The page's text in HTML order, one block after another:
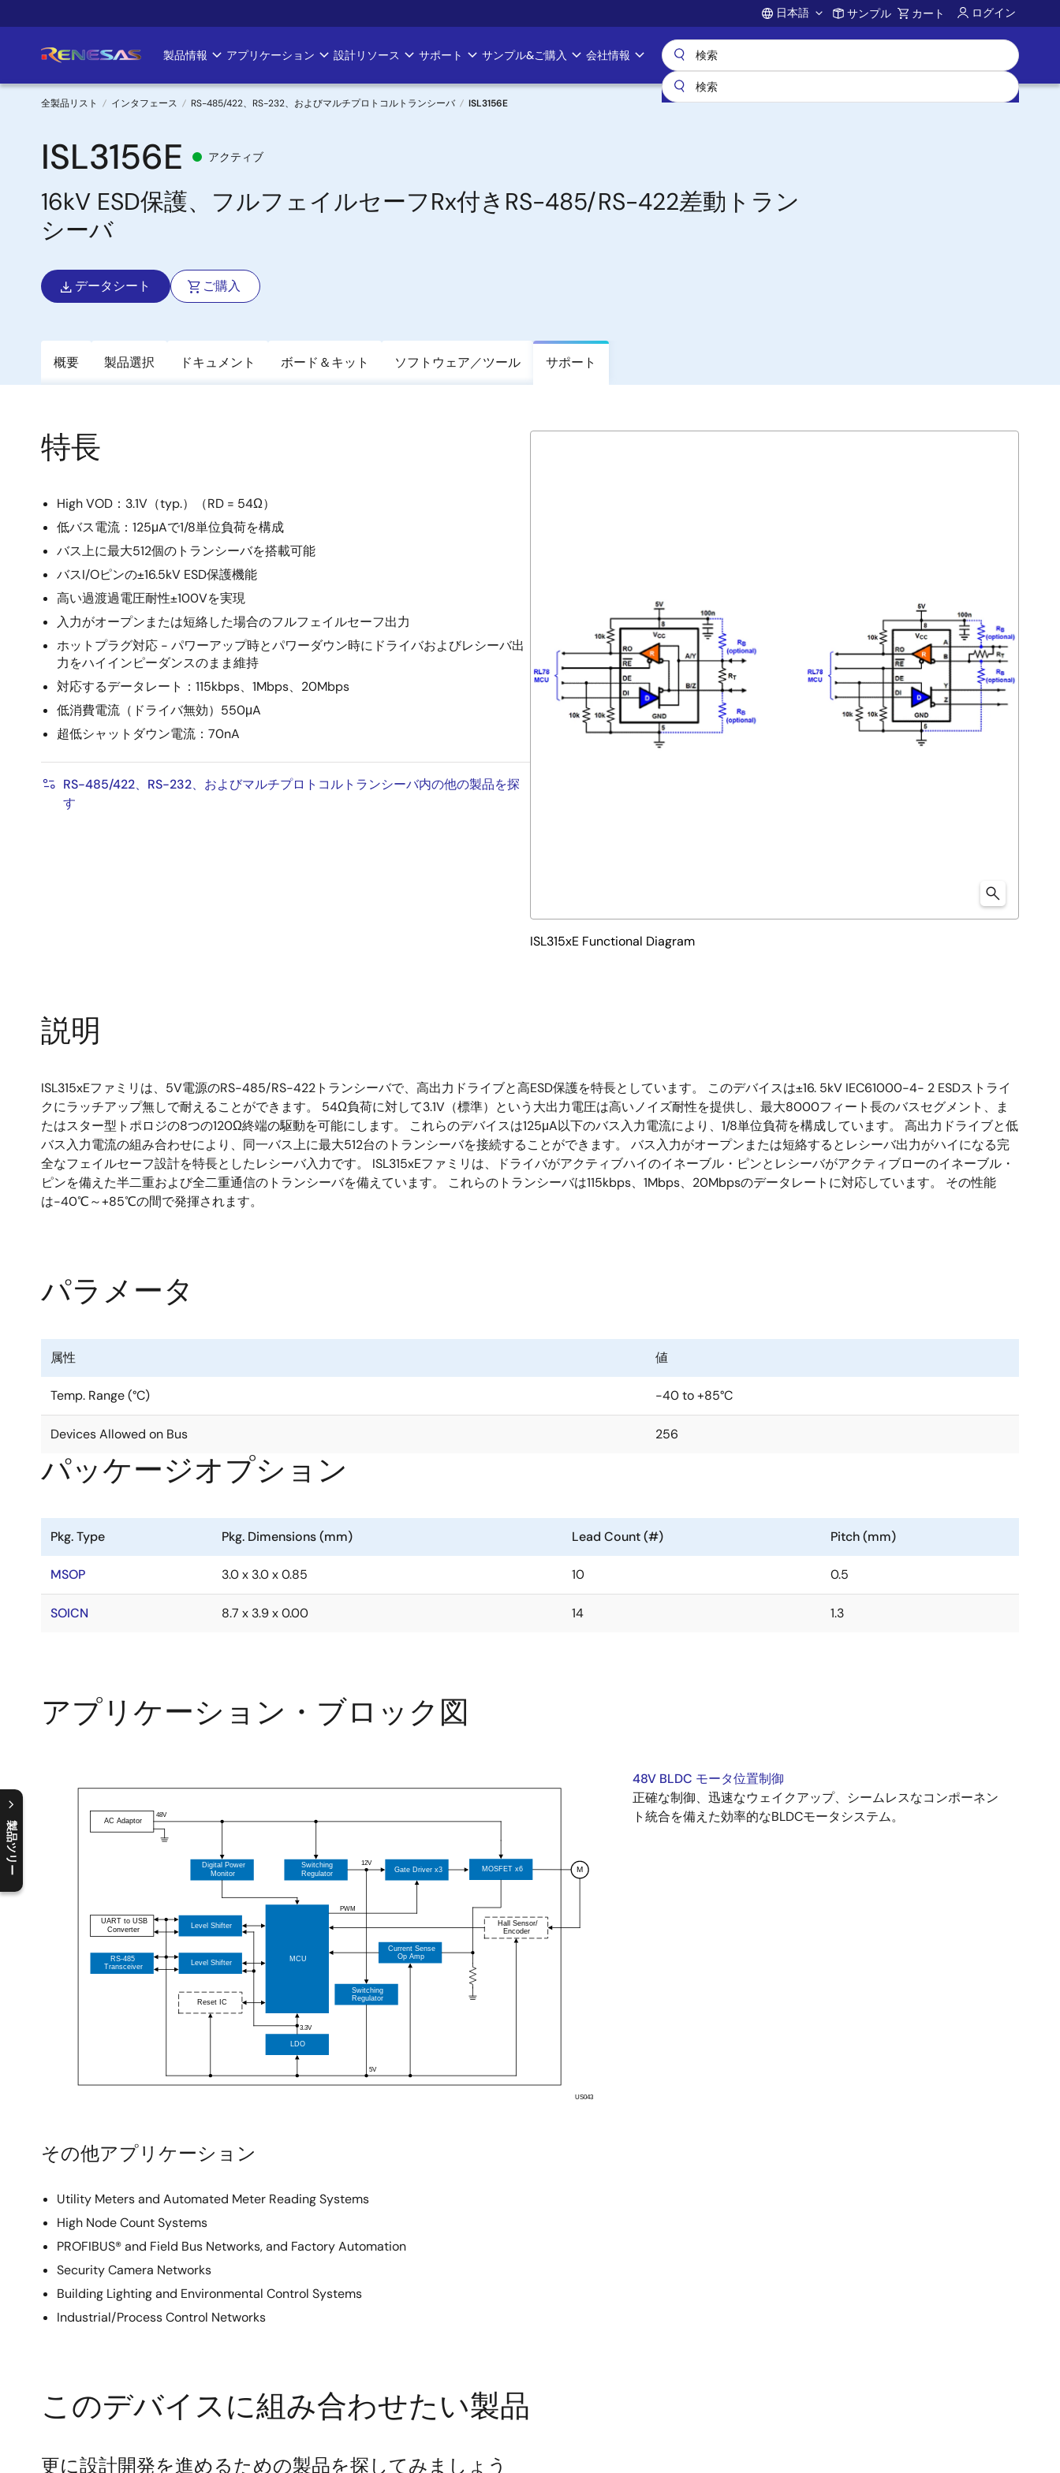
イ
ン
Account
日本語 サンプル カート ログイン
Main
navigation
製品情報 アプリケーション 設計リソース サポート サンプル&ご購入 会社情報
パ
ン
く
ず
全製品リスト インタフェース RS-485/422、RS-232、およびマルチプロトコルトランシーバ ISL3156E
ISL3156E アクティブ
16kV ESD保護、フルフェイルセーフRx付きRS-485/RS-422差動トラン
シーバ
データシート ご購入
概要 製品選択 ドキュメント ボード＆キット ソフトウェア／ツール サポート
製品ツリー
C
l
o
s
e
p
r
o
d
u
c
t
t
r
e
e
m
e
n
O
p
e
n
p
r
o
d
u
c
t
t
r
e
e
m
e
n
特長
High VOD：3.1V（typ.）（RD = 54Ω）
低バス電流：125μAで1/8単位負荷を構成
バス上に最大512個のトランシーバを搭載可能
バスI/Oピンの±16.5kV ESD保護機能
高い過渡過電圧耐性±100Vを実現
入力がオープンまたは短絡した場合のフルフェイルセーフ出力
ホットプラグ対応 - パワーアップ時とパワーダウン時にドライバおよびレシーバ出
力をハイインピーダンスのまま維持
対応するデータレート：115kbps、1Mbps、20Mbps
低消費電流（ドライバ無効）550μA
超低シャットダウン電流：70nA
RS-485/422、RS-232、およびマルチプロトコルトランシーバ内の他の製品を探
す
ISL315xE Functional Diagram
説明
ISL315xEファミリは、5V電源のRS-485/RS-422トランシーバで、高出力ドライブと高ESD保護を特長としています。 このデバイスは±16. 5kV IEC61000-4- 2 ESDストライ
クにラッチアップ無しで耐えることができます。 54Ω負荷に対して3.1V（標準）という大出力電圧は高いノイズ耐性を提供し、最大8000フィート長のバスセグメント、ま
たはスター型トポロジの8つの120Ω終端の駆動を可能にします。 これらのデバイスは125μA以下のバス入力電流により、1/8単位負荷を構成しています。 高出力ドライブと低
バス入力電流の組み合わせにより、同一バス上に最大512台のトランシーバを接続することができます。 バス入力がオープンまたは短絡するとレシーバ出力がハイになる完
全なフェイルセーフ設計を特長としたレシーバ入力です。 ISL315xEファミリは、ドライバがアクティブハイのイネーブル・ピンとレシーバがアクティブローのイネーブル・
ピンを備えた半二重および全二重通信のトランシーバを備えています。 これらのトランシーバは115kbps、1Mbps、20Mbpsのデータレートに対応しています。 その性能
は-40℃～+85℃の間で発揮されます。
パラメータ
属性 値
Temp. Range (°C) -40 to +85°C
Devices Allowed on Bus 256
パッケージオプション
Pkg. Type Pkg. Dimensions (mm) Lead Count (#) Pitch (mm)
MSOP 3.0 x 3.0 x 0.85 10 0.5
SOICN 8.7 x 3.9 x 0.00 14 1.3
アプリケーション・ブロック図
48V BLDC モータ位置制御
正確な制御、迅速なウェイクアップ、シームレスなコンポーネン
ト統合を備えた効率的なBLDCモータシステム。
その他アプリケーション
Utility Meters and Automated Meter Reading Systems
High Node Count Systems
PROFIBUS® and Field Bus Networks, and Factory Automation
Security Camera Networks
Building Lighting and Environmental Control Systems
Industrial/Process Control Networks
このデバイスに組み合わせたい製品
更に設計開発を進めるための製品を探してみましょう